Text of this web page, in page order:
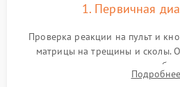
1. Первичная
Проверка реакции на пульт и
матрицы на трещины и сколы.
подсветки и индикаторов
источников сигнала дляПодробнее